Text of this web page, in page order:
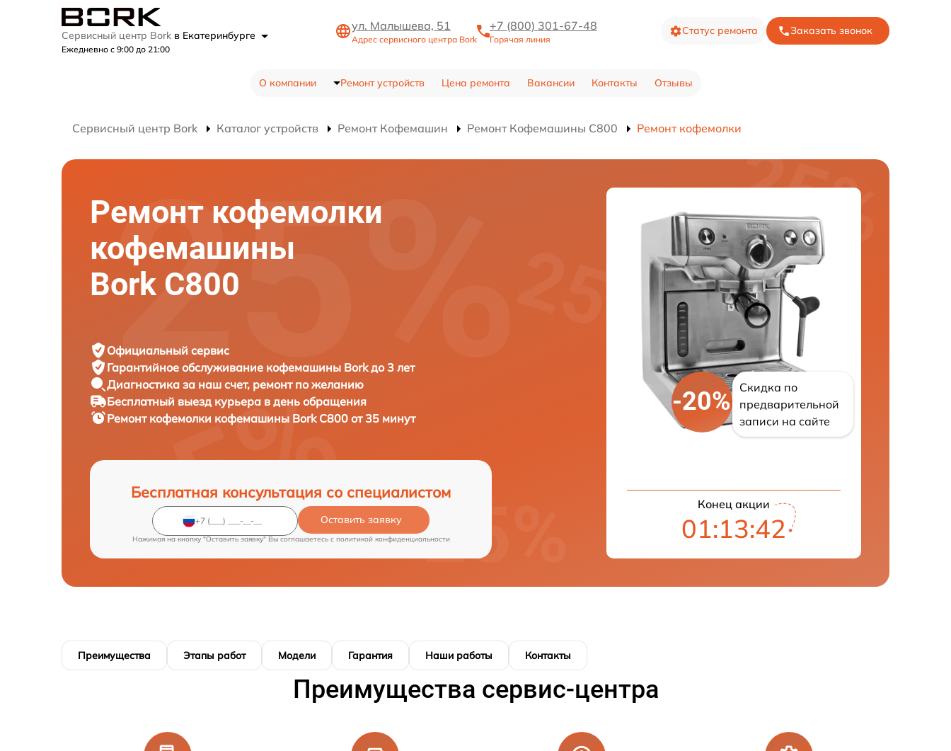
Сервисный центр Bork в Екатеринбурге
Ежедневно с 9:00 до 21:00
ул. Малышева, 51
Адрес сервисного центра Bork
+7 (800) 301-67-48
Горячая линия
Статус ремонта Заказать звонок
О компании Ремонт устройств Цена ремонта Вакансии Контакты Отзывы
Сервисный центр Bork Каталог устройств Ремонт Кофемашин Ремонт Кофемашины C800 Ремонт кофемолки
Ремонт кофемолки
кофемашины
Bork C800
Официальный сервис
Гарантийное обслуживание кофемашины Bork до 3 лет
Диагностика за наш счет, ремонт по желанию
Бесплатный выезд курьера в день обращения
Ремонт кофемолки кофемашины Bork C800 от 35 минут
Бесплатная консультация со специалистом
Оставить заявку
Нажимая на кнопку "Оставить заявку" Вы соглашаетесь c политикой конфиденциальности
-20%
Скидка по
предварительной
записи на сайте
Конец акции
01:13:41
Преимущества Этапы работ Модели Гарантия Наши работы Контакты
Преимущества сервис-центра